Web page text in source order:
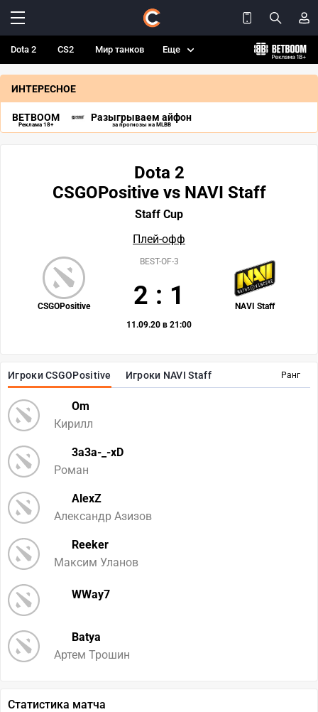
Dota 2 CS2 Мир танков Еще
ИНТЕРЕСНОЕ
BETBOOM
Реклама 18+
Разыгрываем айфон
за прогнозы на MLBB
Ранг
Игроки CSGOPositive Игроки NAVI Staff
Om
Кирилл
3a3a-_-xD
Роман
AlexZ
Александр Азизов
Reeker
Максим Уланов
WWay7
Batya
Артем Трошин
Dota 2
CSGOPositive vs NAVI Staff
Staff Cup
Плей-офф
CSGOPositive NAVI Staff
BEST-OF-3
2 : 1
11.09.20 в 21:00
Статистика матча